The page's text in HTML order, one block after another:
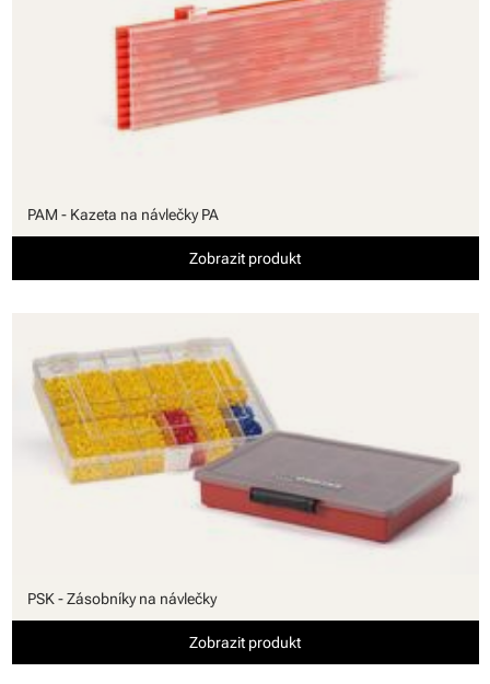
PAM - Kazeta na návlečky PA
Zobrazit produkt
PSK - Zásobníky na návlečky
Zobrazit produkt